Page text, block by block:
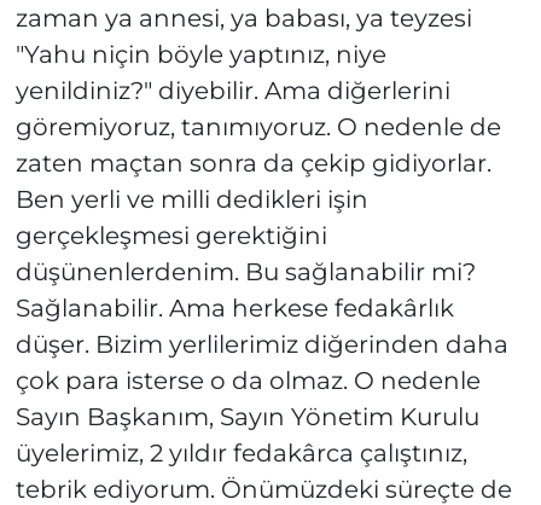
zaman ya annesi, ya babası, ya teyzesi
"Yahu niçin böyle yaptınız, niye
yenildiniz?" diyebilir. Ama diğerlerini
göremiyoruz, tanımıyoruz. O nedenle de
zaten maçtan sonra da çekip gidiyorlar.
Ben yerli ve milli dedikleri işin
gerçekleşmesi gerektiğini
düşünenlerdenim. Bu sağlanabilir mi?
Sağlanabilir. Ama herkese fedakârlık
düşer. Bizim yerlilerimiz diğerinden daha
çok para isterse o da olmaz. O nedenle
Sayın Başkanım, Sayın Yönetim Kurulu
üyelerimiz, 2 yıldır fedakârca çalıştınız,
tebrik ediyorum. Önümüzdeki süreçte de